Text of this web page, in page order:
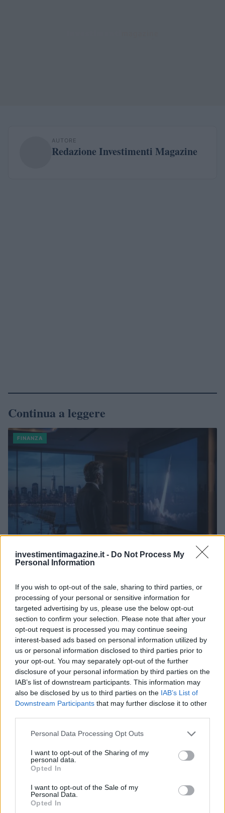
investimentimagazine.it - Do Not Process My
Personal Information
If you wish to opt-out of the sale, sharing to third parties, or
processing of your personal or sensitive information for
targeted advertising by us, please use the below opt-out
section to confirm your selection. Please note that after your
opt-out request is processed you may continue seeing
interest-based ads based on personal information utilized by
us or personal information disclosed to third parties prior to
your opt-out. You may separately opt-out of the further
disclosure of your personal information by third parties on the
IAB’s list of downstream participants. This information may
also be disclosed by us to third parties on the IAB’s List of
Downstream Participants that may further disclose it to other
Please note that this website/app uses one or more Google
not limited to your visit or usage behaviour. You may click to
grant or deny consent to Google and its third-party tags to
use your data for below specified purposes in below Google
consent section.
Personal Data Processing Opt Outs
I want to opt-out of the Sharing of my
personal data.
Opted In
I want to opt-out of the Sale of my
Personal Data.
Opted In
AUTORE
Redazione Investimenti Magazine
Continua a leggere
FINANZA
principali
Francesca Galli · 8 Ago 2026
FINANZA
Reparti aeronavali della Guardia di Finanza: controllo del
territorio e contrasto agli illeciti
Francesca Galli · 8 Ago 2026
FINANZA